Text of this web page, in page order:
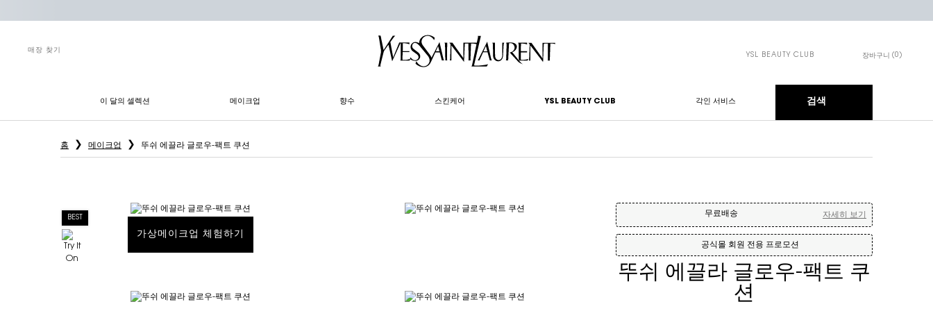
매장 찾기
YSL BEAUTY CLUB 장바구니 0
이 달의 셀렉션 메이크업 향수 스킨케어 YSL BEAUTY CLUB 각인 서비스 검색
홈 메이크업 뚜쉬 에끌라 글로우-팩트 쿠션
무료배송 자세히 보기
공식몰 회원 전용 프로모션
뚜쉬 에끌라 글로우-팩트 쿠
션
가상메이크업 체험하기
BEST